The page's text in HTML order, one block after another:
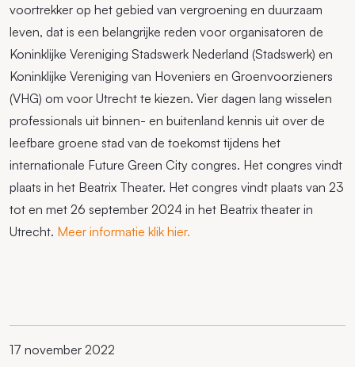
voortrekker op het gebied van vergroening en duurzaam
leven, dat is een belangrijke reden voor organisatoren de
Koninklijke Vereniging Stadswerk Nederland (Stadswerk) en
Koninklijke Vereniging van Hoveniers en Groenvoorzieners
(VHG) om voor Utrecht te kiezen. Vier dagen lang wisselen
professionals uit binnen- en buitenland kennis uit over de
leefbare groene stad van de toekomst tijdens het
internationale Future Green City congres. Het congres vindt
plaats in het Beatrix Theater. Het congres vindt plaats van 23
tot en met 26 september 2024 in het Beatrix theater in
Utrecht. Meer informatie klik hier.
17 november 2022